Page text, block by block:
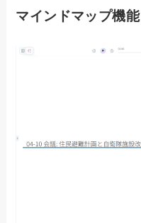
マインドマップ機能